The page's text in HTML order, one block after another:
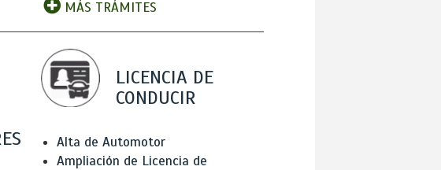
MÁS TRÁMITES
LICENCIA DE
CONDUCIR
Alta de Automotor
Ampliación de Licencia de